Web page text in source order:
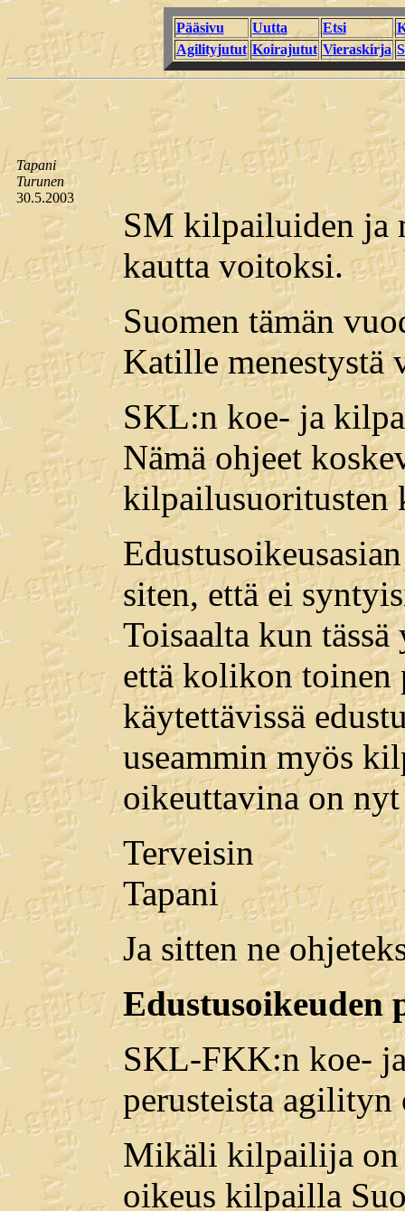
Pääsivu Uutta Etsi
Agilityjutut Koirajutut Vieraskirja
Tapani
Turunen
30.5.2003
SM kilpailuiden ja
kautta voitoksi.
Suomen tämän
Katille menestystä
SKL:n koe- ja
Nämä ohjeet
kilpailusuoritusten
siten, että ei
Toisaalta kun
että kolikon
käytettävissä
useammin myös
oikeuttavina on
Terveisin
Tapani
Ja sitten ne
Edustusoikeuden
SKL-FKK:n koe-
perusteista agilityn
Mikäli kilpailija on
oikeus kilpailla